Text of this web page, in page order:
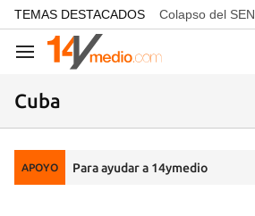
common.go-to-content
TEMAS DESTACADOS Colapso del SEN
Navegación
Cuba
APOYO Para ayudar a 14ymedio